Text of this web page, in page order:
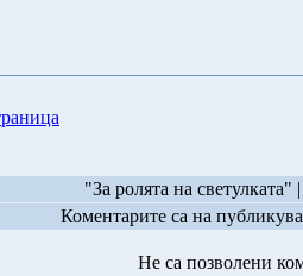
"За ролята на светулката" |
Коментарите са на
Не са позволени